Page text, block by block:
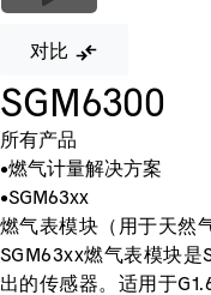
对比
SGM6300
所有产品
•燃气计量解决方案
•SGM63xx
燃气表模块（用于天然
SGM63xx燃气表模块
出的传感器。适用于